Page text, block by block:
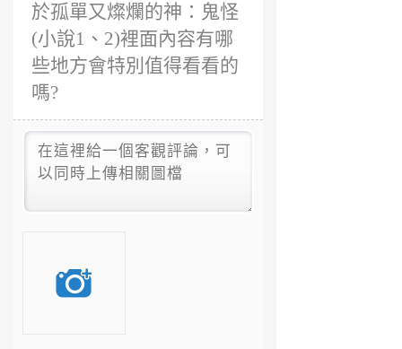
於孤單又燦爛的神：鬼怪
(小說1、2)裡面內容有哪
些地方會特別值得看看的
嗎?